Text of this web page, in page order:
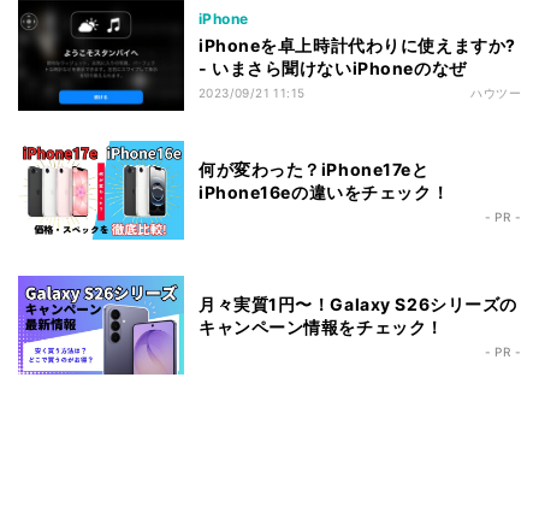
iPhone
iPhoneを卓上時計代わりに使えますか?
- いまさら聞けないiPhoneのなぜ
2023/09/21 11:15 ハウツー
何が変わった？iPhone17eと
iPhone16eの違いをチェック！
- PR -
月々実質1円〜！Galaxy S26シリーズの
キャンペーン情報をチェック！
- PR -